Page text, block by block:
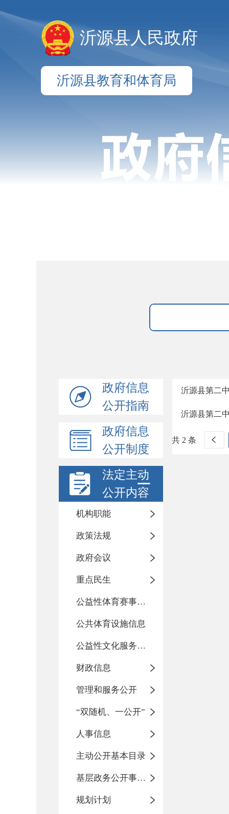
沂源县人民政府
沂源县教育和体育局
政府信息
公开指南
政府信息
公开制度
法定主动
公开内容
机构职能
政策法规
政府会议
重点民生
公益性体育赛事活动
公共体育设施信息
公益性文化服务活动
财政信息
管理和服务公开
“双随机、一公开”
人事信息
主动公开基本目录
基层政务公开事项标准目录
规划计划
沂源县第二
沂源县第二
共 2 条